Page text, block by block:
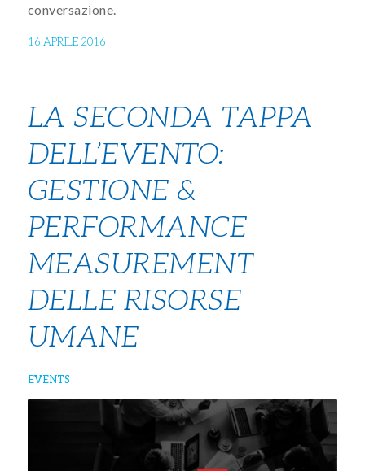
conversazione.
16 APRILE 2016
LA SECONDA TAPPA
DELL’EVENTO:
GESTIONE &
PERFORMANCE
MEASUREMENT
DELLE RISORSE
UMANE
EVENTS